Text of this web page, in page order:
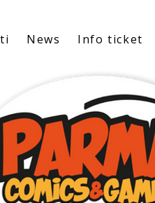
News Info ticket